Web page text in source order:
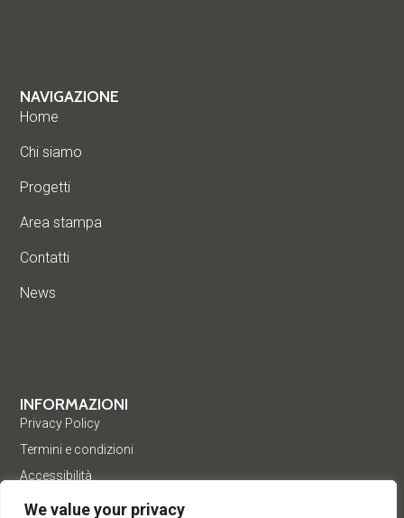
We value your privacy
NAVIGAZIONE
Home
Chi siamo
Progetti
Area stampa
Contatti
News
INFORMAZIONI
Privacy Policy
Termini e condizioni
Accessibilità